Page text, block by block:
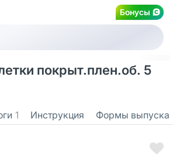
Бонусы
покрыт.плен.об. 5
1 Инструкция Формы выпуска